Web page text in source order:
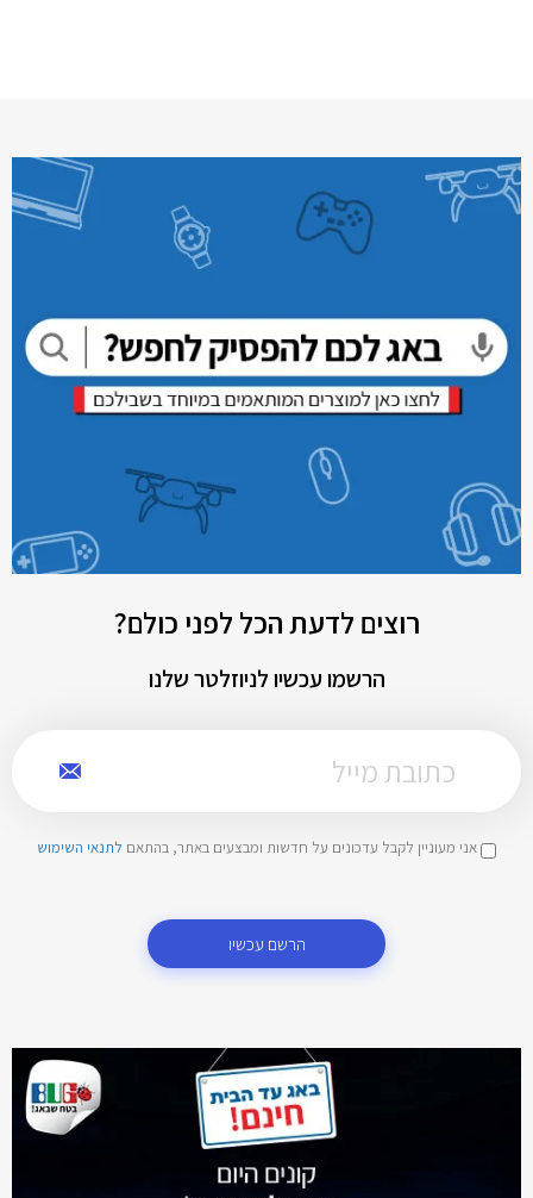
רוצים לדעת הכל לפני כולם?
הרשמו עכשיו לניוזלטר שלנו
אני מעוניין לקבל עדכונים על חדשות ומבצעים באתר, בהתאם לתנאי השימוש
הרשם עכשיו